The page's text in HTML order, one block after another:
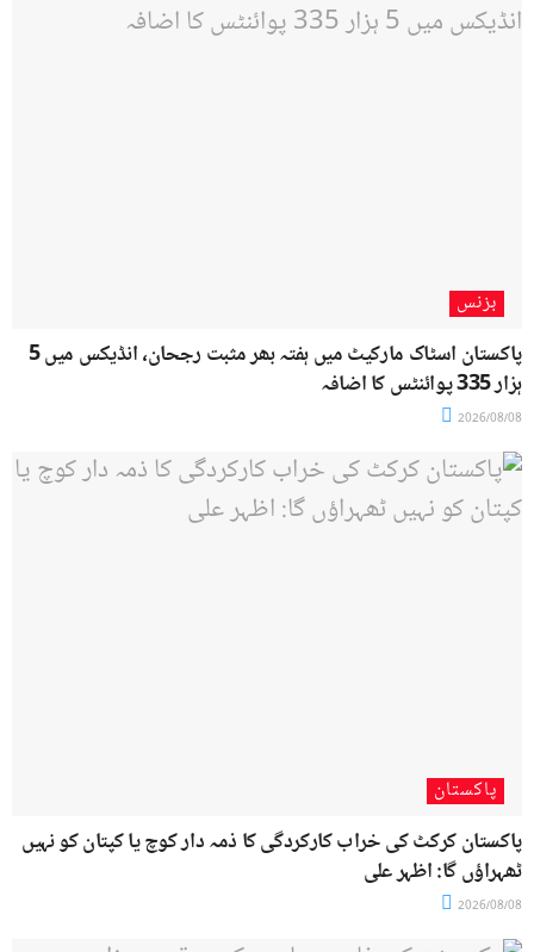
بزنس
پاکستان اسٹاک مارکیٹ میں ہفتہ بھر مثبت رجحان، انڈیکس میں 5
ہزار 335 پوائنٹس کا اضافہ
2026/08/08
پاکستان
پاکستان کرکٹ کی خراب کارکردگی کا ذمہ دار کوچ یا کپتان کو نہیں
ٹھہراؤں گا: اظہر علی
2026/08/08